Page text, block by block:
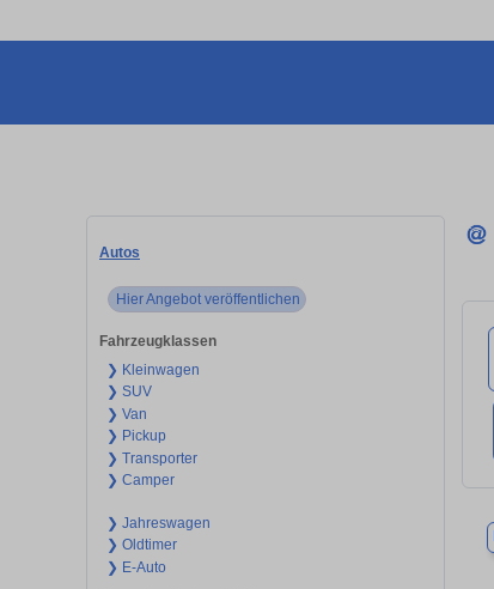
Autos
Hier Angebot veröffentlichen
Fahrzeugklassen
❯ Kleinwagen
❯ SUV
❯ Van
❯ Pickup
❯ Transporter
❯ Camper
❯ Jahreswagen
❯ Oldtimer
❯ E-Auto